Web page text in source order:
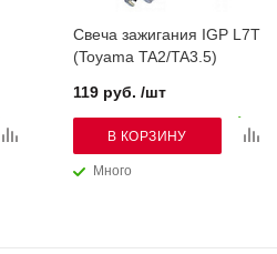
Свеча зажигания IGP L7T
(Toyama TA2/TA3.5)
Много
119 руб. /шт
В КОРЗИНУ